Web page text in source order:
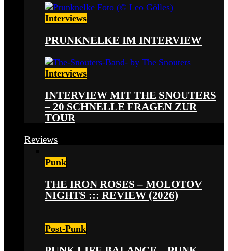
Interviews
PRUNKNELKE IM INTERVIEW
Interviews
INTERVIEW MIT THE SNOUTERS
– 20 SCHNELLE FRAGEN ZUR
TOUR
Reviews
Punk
THE IRON ROSES – MOLOTOV
NIGHTS ::: REVIEW (2026)
Post-Punk